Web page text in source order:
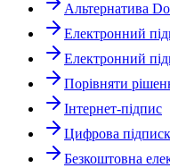
Альтернатива
Електронний
Електронний
Порівняти
Інтернет-підпис
Цифрова
Безкоштовна